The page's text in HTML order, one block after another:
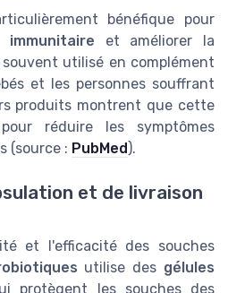
bénéfique pour
immunitaire et améliorer la
utilisé en complément
et les personnes souffrant
produits montrent que cette
réduire les symptômes
(source : PubMed ).
et de livraison
et l'efficacité des souches
utilise des gélules
protègent les souches des